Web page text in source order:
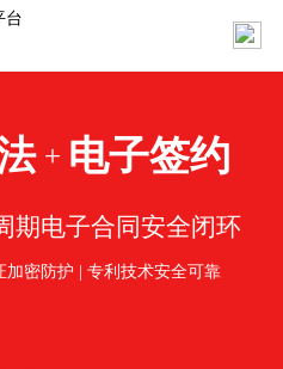
+ 电子签约
期电子合同安全闭环
密防护 | 专利技术安全可靠